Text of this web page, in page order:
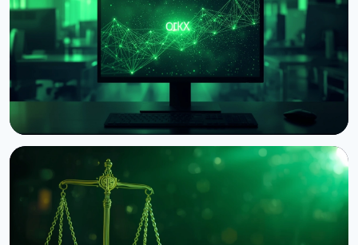
Circle запустил нативный USDC на блокчейне OKX
X Layer
8 августа 2026 г. 3 мин чтения